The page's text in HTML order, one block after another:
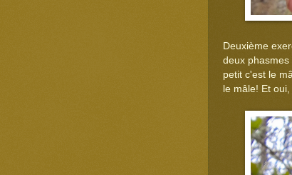
Deuxième
deux
petit c'est le
le mâle! Et